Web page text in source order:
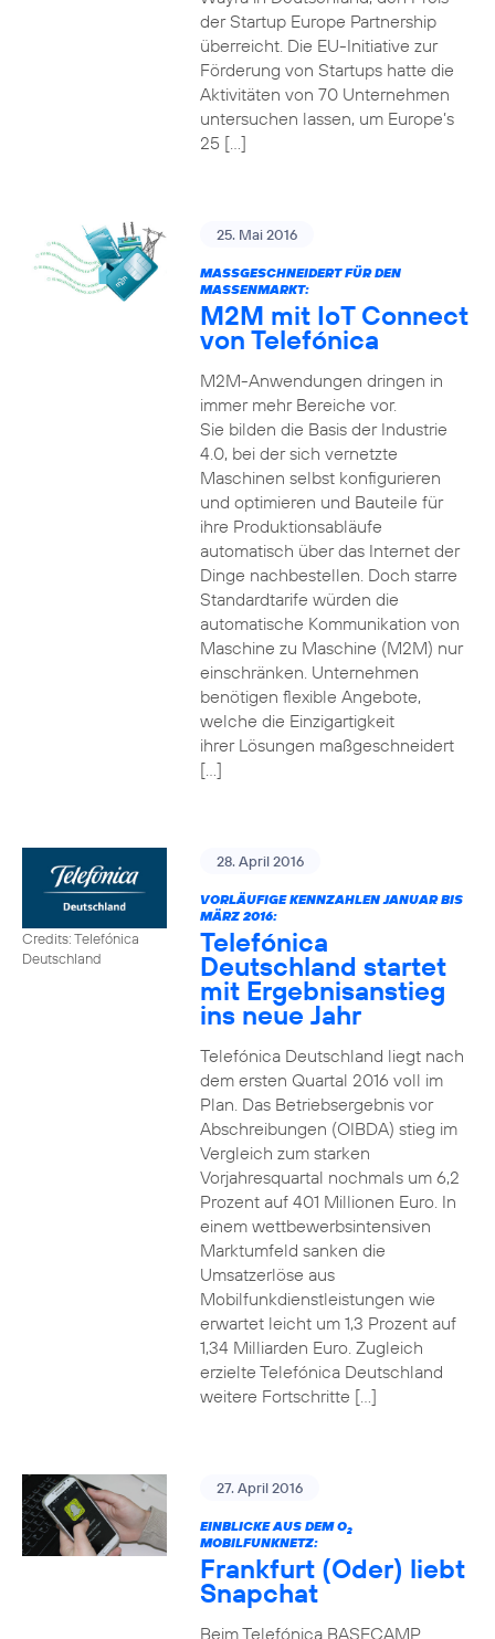
der Startup Europe Partnership
überreicht. Die EU-Initiative zur
Förderung von Startups hatte die
Aktivitäten von 70 Unternehmen
untersuchen lassen, um Europe’s
25 […]
25. Mai 2016
MASSGESCHNEIDERT FÜR DEN M
ASSENMARKT:
M2M mit IoT Connect
von Telefónica
M2M-Anwendungen dringen in
immer mehr Bereiche vor.
Sie bilden die Basis der Industrie
4.0, bei der sich vernetzte
Maschinen selbst konfigurieren
und optimieren und Bauteile für
ihre Produktionsabläufe
automatisch über das Internet der
Dinge nachbestellen. Doch starre
Standardtarife würden die
automatische Kommunikation von
Maschine zu Maschine (M2M) nur
einschränken. Unternehmen
benötigen flexible Angebote,
welche die Einzigartigkeit
ihrer Lösungen maßgeschneidert
[…]
Credits: Telefónica
Deutschland
28. April 2016
VORLÄUFIGE KENNZAHLEN JANUAR BIS
MÄRZ 2016:
Telefónica
Deutschland startet
mit Ergebnisanstieg
ins neue Jahr
Telefónica Deutschland liegt nach
dem ersten Quartal 2016 voll im
Plan. Das Betriebsergebnis vor
Abschreibungen (OIBDA) stieg im
Vergleich zum starken
Vorjahresquartal nochmals um 6,2
Prozent auf 401 Millionen Euro. In
einem wettbewerbsintensiven
Marktumfeld sanken die
Umsatzerlöse aus
Mobilfunkdienstleistungen wie
erwartet leicht um 1,3 Prozent auf
1,34 Milliarden Euro. Zugleich
erzielte Telefónica Deutschland
weitere Fortschritte […]
27. April 2016
EINBLICKE AUS DEM O2
MOBILFUNKNETZ:
Frankfurt (Oder) liebt
Snapchat
Beim Telefónica BASECAMP